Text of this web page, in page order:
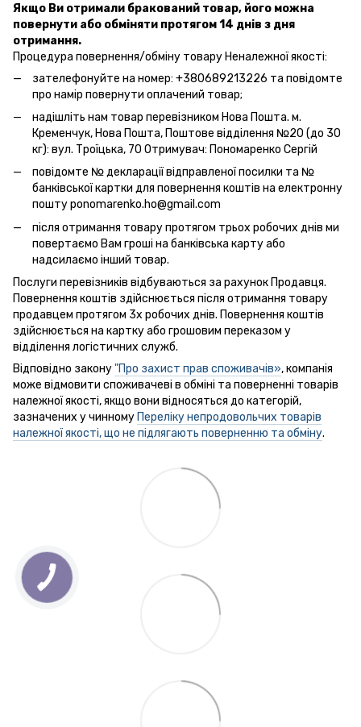
Якщо Ви отримали бракований товар, його можна
повернути або обміняти протягом 14 днів з дня
отримання.
Процедура повернення/обміну товару Неналежної якості:
зателефонуйте на номер: +380689213226 та повідомте
про намір повернути оплачений товар;
надішліть нам товар перевізником Нова Пошта. м.
Кременчук, Нова Пошта, Поштове відділення №20 (до 30
кг): вул. Троїцька, 70 Отримувач: Пономаренко Сергій
повідомте № декларації відправленої посилки та №
банківської картки для повернення коштів на електронну
пошту ponomarenko.ho@gmail.com
після отримання товару протягом трьох робочих днів ми
повертаємо Вам гроші на банківська карту або
надсилаємо інший товар.
Послуги перевізників відбуваються за рахунок Продавця.
Повернення коштів здійснюється після отримання товару
продавцем протягом 3х робочих днів. Повернення коштів
здійснюється на картку або грошовим переказом у
відділення логістичних служб.
Відповідно закону"Про захист прав споживачів», компанія
може відмовити споживачеві в обміні та поверненні товарів
належної якості, якщо вони відносяться до категорій,
зазначених у чинному Переліку непродовольчих товарів
належної якості, що не підлягають поверненню та обміну.